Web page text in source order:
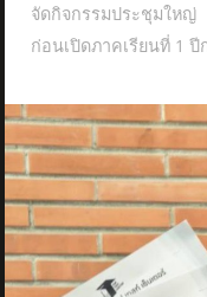
จัดกิจกรรมประชุมให
ก่อนเปิดภาคเรียนที่ 1 ปี